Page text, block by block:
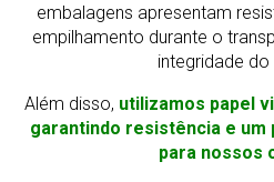
embalagens apresentam
empilhamento durante o
integridade do
Além disso, utilizamos papel
garantindo resistência e
para nossos